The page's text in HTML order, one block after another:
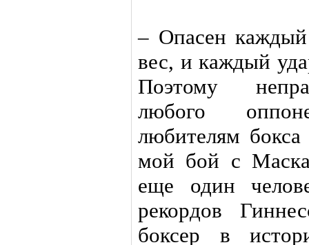
– Опасен
вес, и каждый
Поэтому
любого
любителям бокса
мой бой с
еще один
рекордов
боксер в